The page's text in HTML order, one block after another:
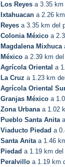
Los Reyes a 3.35 km
Ixtahuacan a 2.26
Reyes a 3.35 km del
Colonia México a
Magdalena Mixhuca
México a 2.39 km
Agrícola Oriental a
La Cruz a 1.23 km
Agrícola Oriental
Granjas México a
Zona Urbanaa 1.02
Pueblo Santa Anitaa
Viaducto Piedad a
Santa Anitaa 1.46
Piedad a 1.19 km del
Peralvillo a 1.19 km